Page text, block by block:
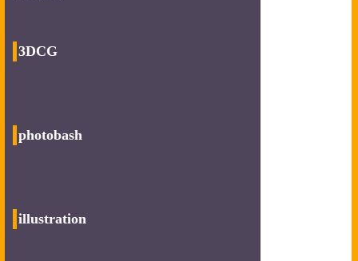
3DCG
photobash
illustration